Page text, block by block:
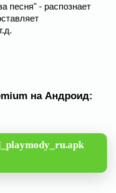
песня" - распознает
на Андроид: